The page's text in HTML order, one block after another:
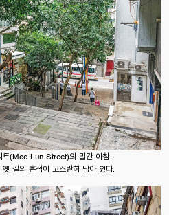
트(Mee Lun Street)의 말간 아침.
길의 흔적이 고스란히 남아 있다.